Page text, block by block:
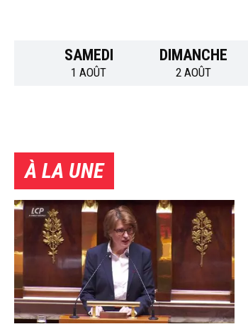
SAMEDI
1 AOÛT
DIMANCHE
2 AOÛT
À LA UNE
Image